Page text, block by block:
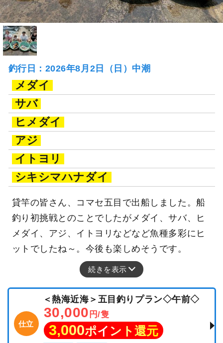
釣行日：2026年8月2日（日）中潮
メダイ
サバ
ヒメダイ
アジ
イトヨリ
シキシマハナダイ
貸竿の皆さん、コマセ五目で出船しました。船
釣り初挑戦とのことでしたがメダイ、サバ、ヒ
メダイ、アジ、イトヨリなどなど魚種多彩にヒ
ットでしたね～。今後も楽しめそうです。
続きを表示
仕立
＜熱海近海＞五目釣りプラン◇午前◇
30,000 円/隻
3,000ポイント還元